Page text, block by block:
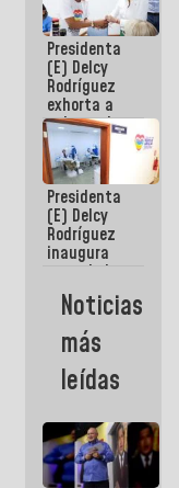
Viceministerio
de Energía
Eléctrica y
CORPOELEC
Presidenta
(E) Delcy
Rodríguez
exhorta a
gobernadores
y alcaldes a
edificar
casas para
abuelos
Presidenta
(E) Delcy
Rodríguez
inaugura
casa de los
Abuelos
Primavera
en Caracas
Noticias
más
leídas